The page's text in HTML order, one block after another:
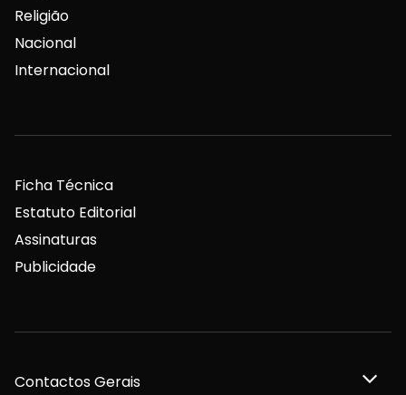
Religião
Nacional
Internacional
Ficha Técnica
Estatuto Editorial
Assinaturas
Publicidade
Contactos Gerais